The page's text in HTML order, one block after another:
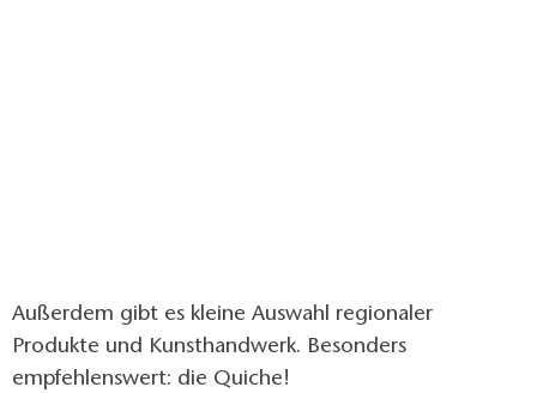
Außerdem gibt es kleine Auswahl regionaler
Produkte und Kunsthandwerk. Besonders
empfehlenswert: die Quiche!